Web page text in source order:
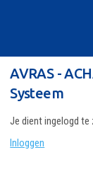
AVRAS -
Systeem
Je dient ingelogd te
Inloggen